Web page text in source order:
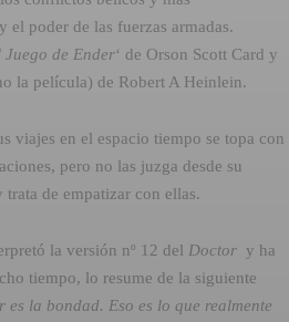
el poder de las fuerzas armadas.
Juego de Ender‘ de Orson Scott Card y
la película) de Robert A Heinlein.
viajes en el espacio tiempo se topa con
pero no las juzga desde su
de empatizar con ellas.
la versión nº 12 del Doctor y ha
tiempo, lo resume de la siguiente
es la bondad. Eso es lo que realmente